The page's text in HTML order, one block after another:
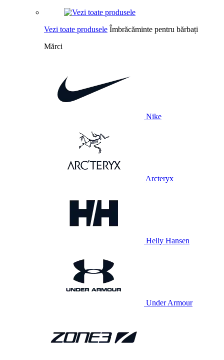
Vezi toate produsele Îmbrăcăminte pentru bărbați
Mărci
Nike
Arcteryx
Helly Hansen
Under Armour